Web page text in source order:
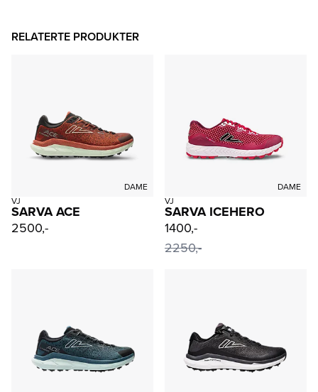
RELATERTE PRODUKTER
DAME
VJ
SARVA ACE
2500,-
DAME
VJ
SARVA ICEHERO
1400,-
2250,-